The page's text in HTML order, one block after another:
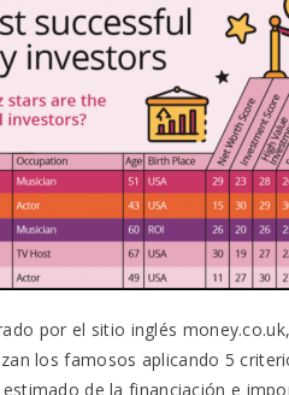
por el sitio inglés
los famosos aplicando 5
de la financiación e